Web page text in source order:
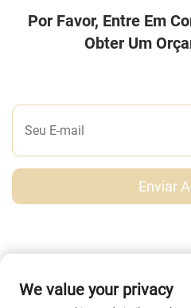
Por Favor, Entre Em
Obter Um
Enviar
We value your privacy